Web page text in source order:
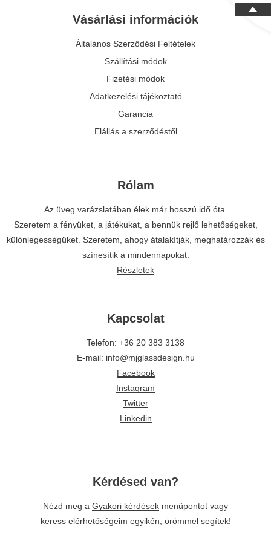
Vásárlási információk
Általános Szerződési Feltételek
Szállítási módok
Fizetési módok
Adatkezelési tájékoztató
Garancia
Elállás a szerződéstől
Rólam
Az üveg varázslatában élek már hosszú idő óta.
Szeretem a fényüket, a játékukat, a bennük rejlő lehetőségeket,
különlegességüket. Szeretem, ahogy átalakítják, meghatározzák és
színesítik a mindennapokat.
Részletek
Kapcsolat
Telefon: +36 20 383 3138
E-mail: info@mjglassdesign.hu
Facebook
Instagram
Twitter
Linkedin
Kérdésed van?
Nézd meg a Gyakori kérdések menüpontot vagy
keress elérhetőségeim egyikén, örömmel segítek!